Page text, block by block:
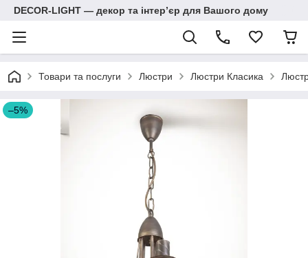
DECOR-LIGHT — декор та інтерʼєр для Вашого дому
Товари та послуги Люстри Люстри Класика
–5%